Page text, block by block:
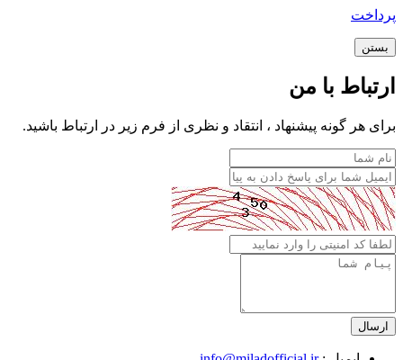
پرداخت
بستن
ارتباط با من
برای هر گونه پیشنهاد ، انتقاد و نظری از فرم زیر در ارتباط باشید.